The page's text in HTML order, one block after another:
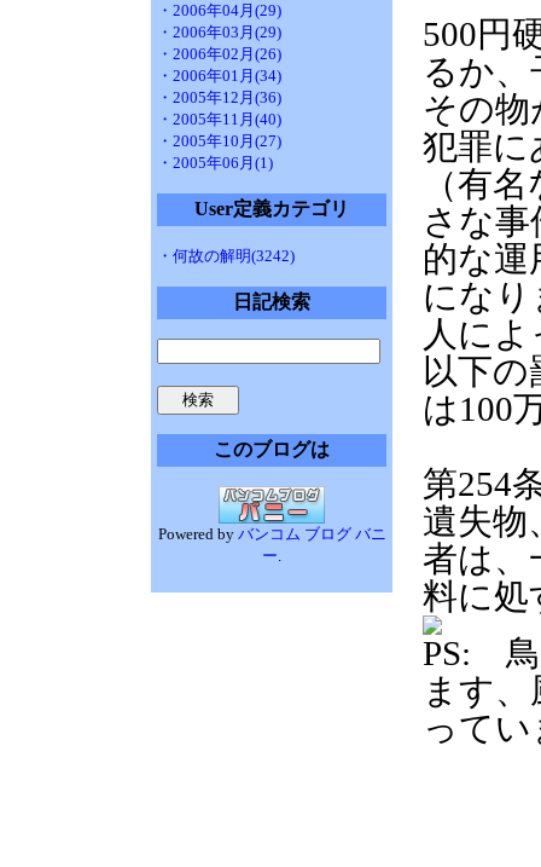
・2006年04月(29)
・2006年03月(29)
・2006年02月(26)
・2006年01月(34)
・2005年12月(36)
・2005年11月(40)
・2005年10月(27)
・2005年06月(1)
User定義カテゴリ
・何故の解明(3242)
日記検索
このブログは
Powered by バンコム ブログ バニ
ー.
500円
るか
その
犯罪に
（有
さな
的な運
にな
人に
以下
は100
第254
遺失物
者は、
料に処
PS: 鳥
ます
って